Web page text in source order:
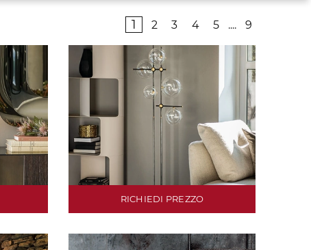
1 2 3 4 5 .... 9
RICHIEDI PREZZO